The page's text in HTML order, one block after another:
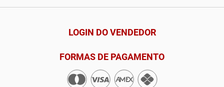
LOGIN DO VENDEDOR
FORMAS DE PAGAMENTO